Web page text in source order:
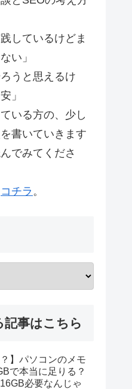
しているけどま
い」
うと思えるけ
」
いる方の、少し
書いていきます
でみてくださ
コチラ 。
事はこちら
？】パソコンのメモ
で本当に足りる？
必要なんじゃ